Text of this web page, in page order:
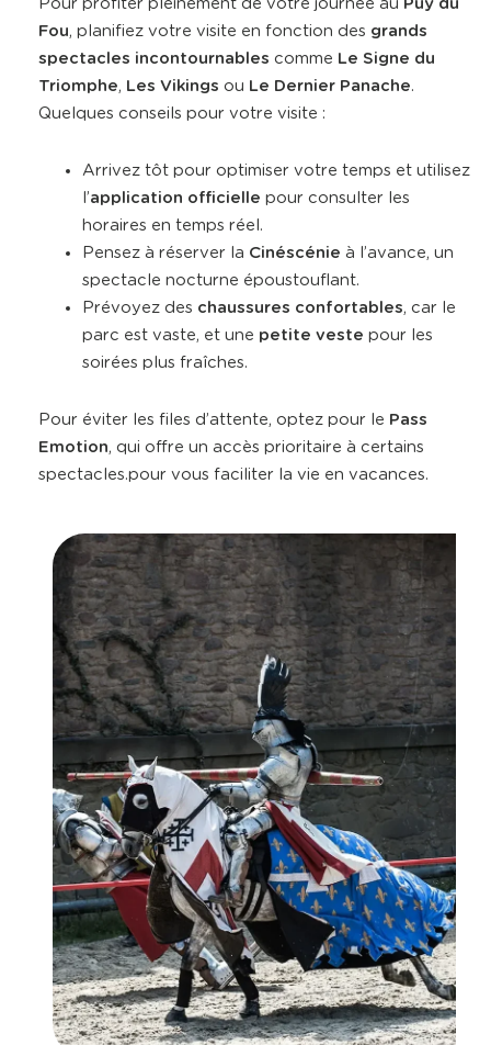
Pour profiter pleinement de votre journée au Puy du
Fou, planifiez votre visite en fonction des grands
spectacles incontournables comme Le Signe du
Triomphe, Les Vikings ou Le Dernier Panache.
Quelques conseils pour votre visite :
Arrivez tôt pour optimiser votre temps et utilisez
l’application officielle pour consulter les
horaires en temps réel.
Pensez à réserver la Cinéscénie à l’avance, un
spectacle nocturne époustouflant.
Prévoyez des chaussures confortables, car le
parc est vaste, et une petite veste pour les
soirées plus fraîches.
Pour éviter les files d’attente, optez pour le Pass
Emotion, qui offre un accès prioritaire à certains
spectacles.pour vous faciliter la vie en vacances.